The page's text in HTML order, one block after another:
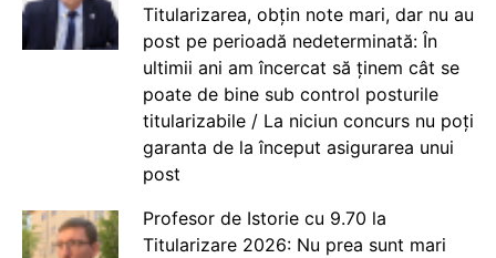
Titularizarea, obțin note mari, dar nu au
post pe perioadă nedeterminată: În
ultimii ani am încercat să ținem cât se
poate de bine sub control posturile
titularizabile / La niciun concurs nu poți
garanta de la început asigurarea unui
post
Profesor de Istorie cu 9.70 la
Titularizare 2026: Nu prea sunt mari